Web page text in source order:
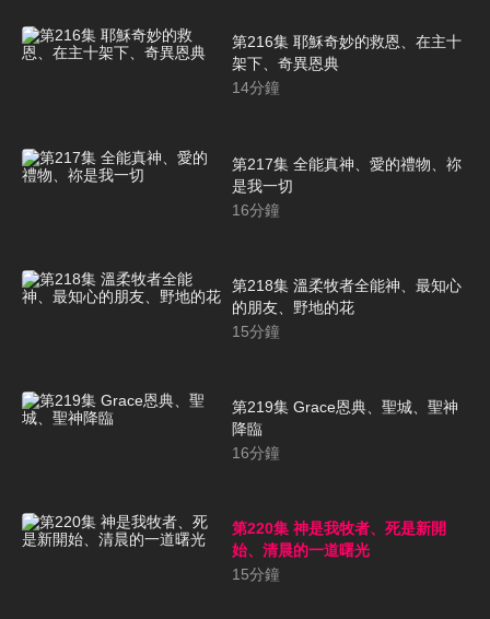
第216集 耶穌奇妙的救恩、在主十
架下、奇異恩典
14分鐘
第217集 全能真神、愛的禮物、祢
是我一切
16分鐘
第218集 溫柔牧者全能神、最知心
的朋友、野地的花
15分鐘
第219集 Grace恩典、聖城、聖神
降臨
16分鐘
第220集 神是我牧者、死是新開
始、清晨的一道曙光
15分鐘